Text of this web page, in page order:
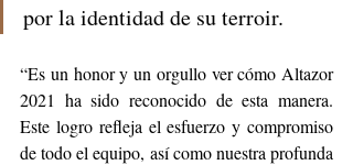
por la identidad de su terroir.
“Es un honor y un orgullo ver cómo Altazor
2021 ha sido reconocido de esta manera.
Este logro refleja el esfuerzo y compromiso
de todo el equipo, así como nuestra profunda